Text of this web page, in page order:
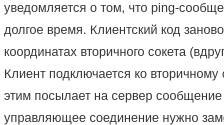
уведомляется о том, что ping-
долгое время. Клиентский код
координатах вторичного сокета
Клиент подключается ко
этим посылает на сервер
управляющее соединение нужно